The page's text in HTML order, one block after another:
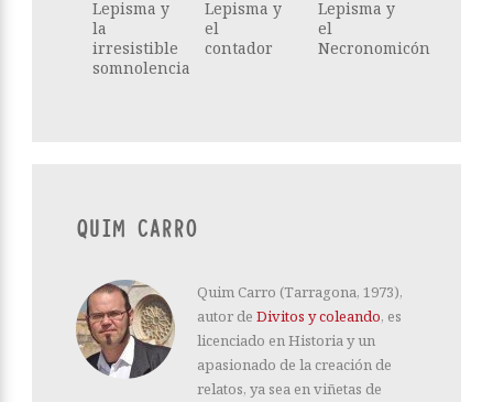
Lepisma y
la
irresistible
somnolencia
Lepisma y
el
contador
Lepisma y
el
Necronomicón
QUIM CARRO
Quim Carro (Tarragona, 1973),
autor de Divitos y coleando, es
licenciado en Historia y un
apasionado de la creación de
relatos, ya sea en viñetas de